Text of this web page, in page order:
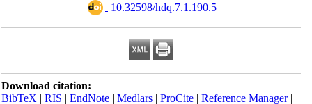
‎ 10.32598/hdq.7.1.190.5
Download citation:
BibTeX|RIS|EndNote|Medlars|ProCite|Reference Manager